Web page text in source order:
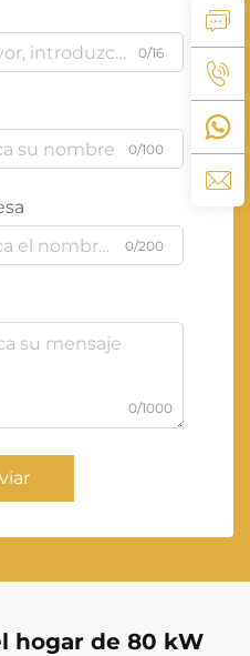
0/16
0/100
0/200
0/1000
hogar de 80 kW